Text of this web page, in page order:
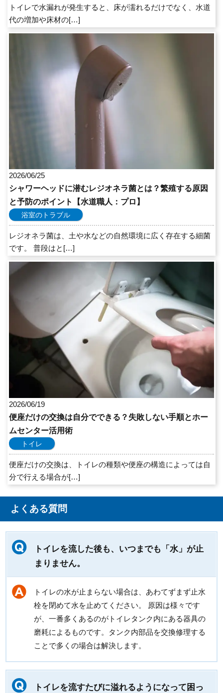
トイレで水漏れが発生すると、床が濡れるだけでなく、水道
代の増加や床材の[…]
2026/06/25
シャワーヘッドに潜むレジオネラ菌とは？繁殖する原因
と予防のポイント【水道職人：プロ】
浴室のトラブル
レジオネラ菌は、土や水などの自然環境に広く存在する細菌
です。 普段はと[…]
2026/06/19
便座だけの交換は自分でできる？失敗しない手順とホー
ムセンター活用術
トイレ
便座だけの交換は、トイレの種類や便座の構造によっては自
分で行える場合が[…]
よくある質問
トイレを流した後も、いつまでも「水」が止
まりません。
トイレの水が止まらない場合は、あわてずまず止水
栓を閉めて水を止めてください。 原因は様々です
が、一番多くあるのがトイレタンク内にある器具の
磨耗によるものです。タンク内部品を交換修理する
ことで多くの場合は解決します。
トイレを流すたびに溢れるようになって困っ